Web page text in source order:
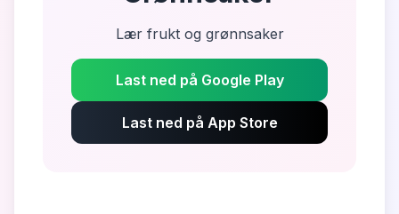
Lær frukt og grønnsaker
Last ned på Google Play
Last ned på App Store